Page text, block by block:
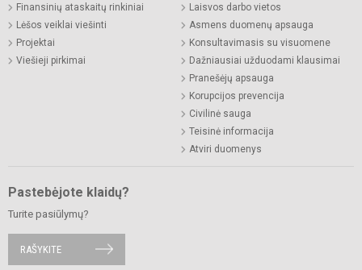
Finansinių ataskaitų rinkiniai
Lėšos veiklai viešinti
Projektai
Viešieji pirkimai
Laisvos darbo vietos
Asmens duomenų apsauga
Konsultavimasis su visuomene
Dažniausiai užduodami klausimai
Pranešėjų apsauga
Korupcijos prevencija
Civilinė sauga
Teisinė informacija
Atviri duomenys
Pastebėjote klaidų?
Turite pasiūlymų?
RAŠYKITE